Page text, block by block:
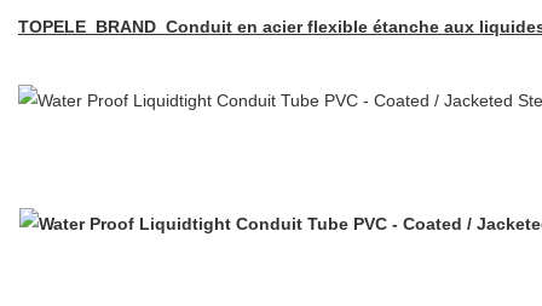
TOPELE BRAND Conduit en acier flexible étanche aux